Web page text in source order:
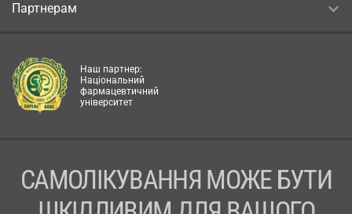
Партнерам
Наш партнер:
Національний
фармацевтичний
університет
САМОЛІКУВАННЯ МОЖЕ БУТИ